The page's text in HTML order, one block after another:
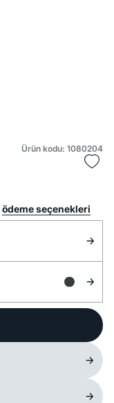
Ürün kodu: 1080204
ödeme seçenekleri